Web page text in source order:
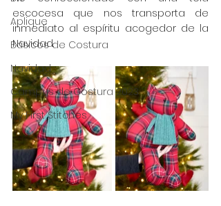
Aplique
Básicos de Costura
Navidad
Campus de Costura 2023
My First Stitches
escocesa que nos transporta de
inmediato al espíritu acogedor de la
Navidad.